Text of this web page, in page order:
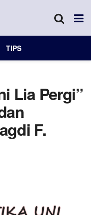
TIPS
Lia Pergi”
F.